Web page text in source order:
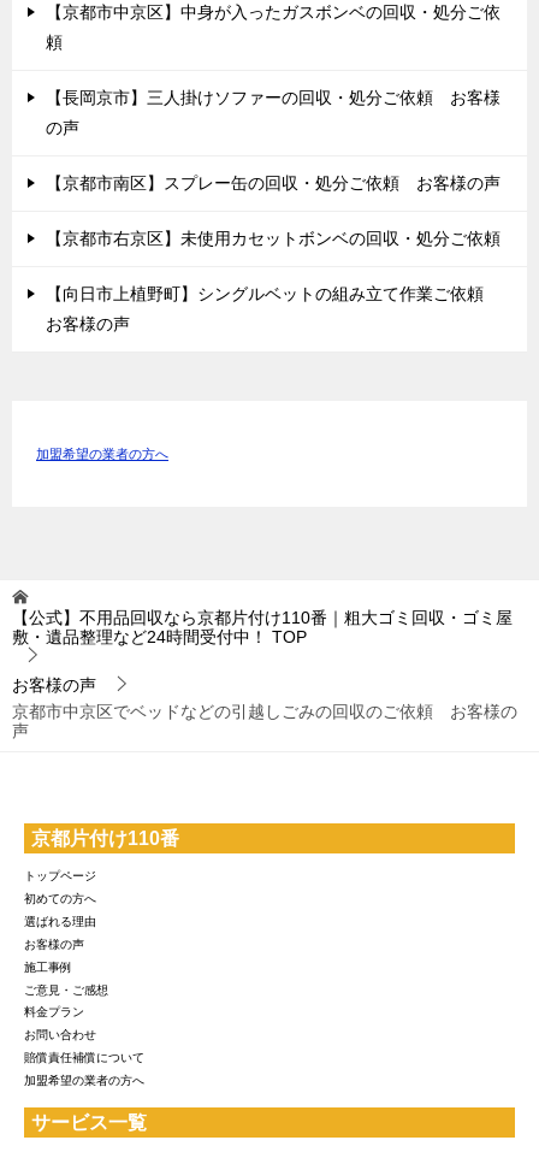
【京都市中京区】中身が入ったガスボンベの回収・処分ご依
頼
【長岡京市】三人掛けソファーの回収・処分ご依頼 お客様
の声
【京都市南区】スプレー缶の回収・処分ご依頼 お客様の声
【京都市右京区】未使用カセットボンベの回収・処分ご依頼
【向日市上植野町】シングルベットの組み立て作業ご依頼
お客様の声
加盟希望の業者の方へ
【公式】不用品回収なら京都片付け110番｜粗大ゴミ回収・ゴミ屋
敷・遺品整理など24時間受付中！
TOP
お客様の声
京都市中京区でベッドなどの引越しごみの回収のご依頼 お客様の
声
京都片付け110番
トップページ
初めての方へ
選ばれる理由
お客様の声
施工事例
ご意見・ご感想
料金プラン
お問い合わせ
賠償責任補償について
加盟希望の業者の方へ
サービス一覧